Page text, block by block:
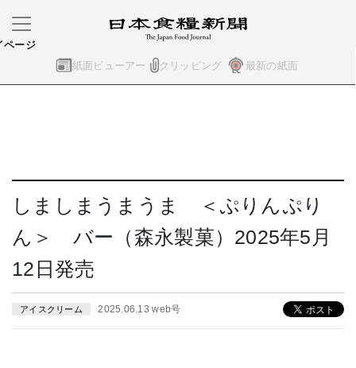
紙面ビューアー クリッピング 最新の紙面
ページ
しましまうまうま ＜ぷりんぷり
ん＞ バー（森永製菓）2025年5月
12日発売
アイスクリーム 2025.06.13 web号